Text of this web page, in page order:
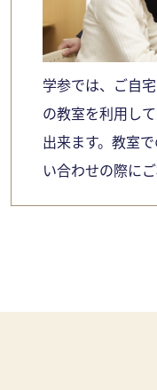
学参では、ご自
の教室を利用し
出来ます。教室
い合わせの際に